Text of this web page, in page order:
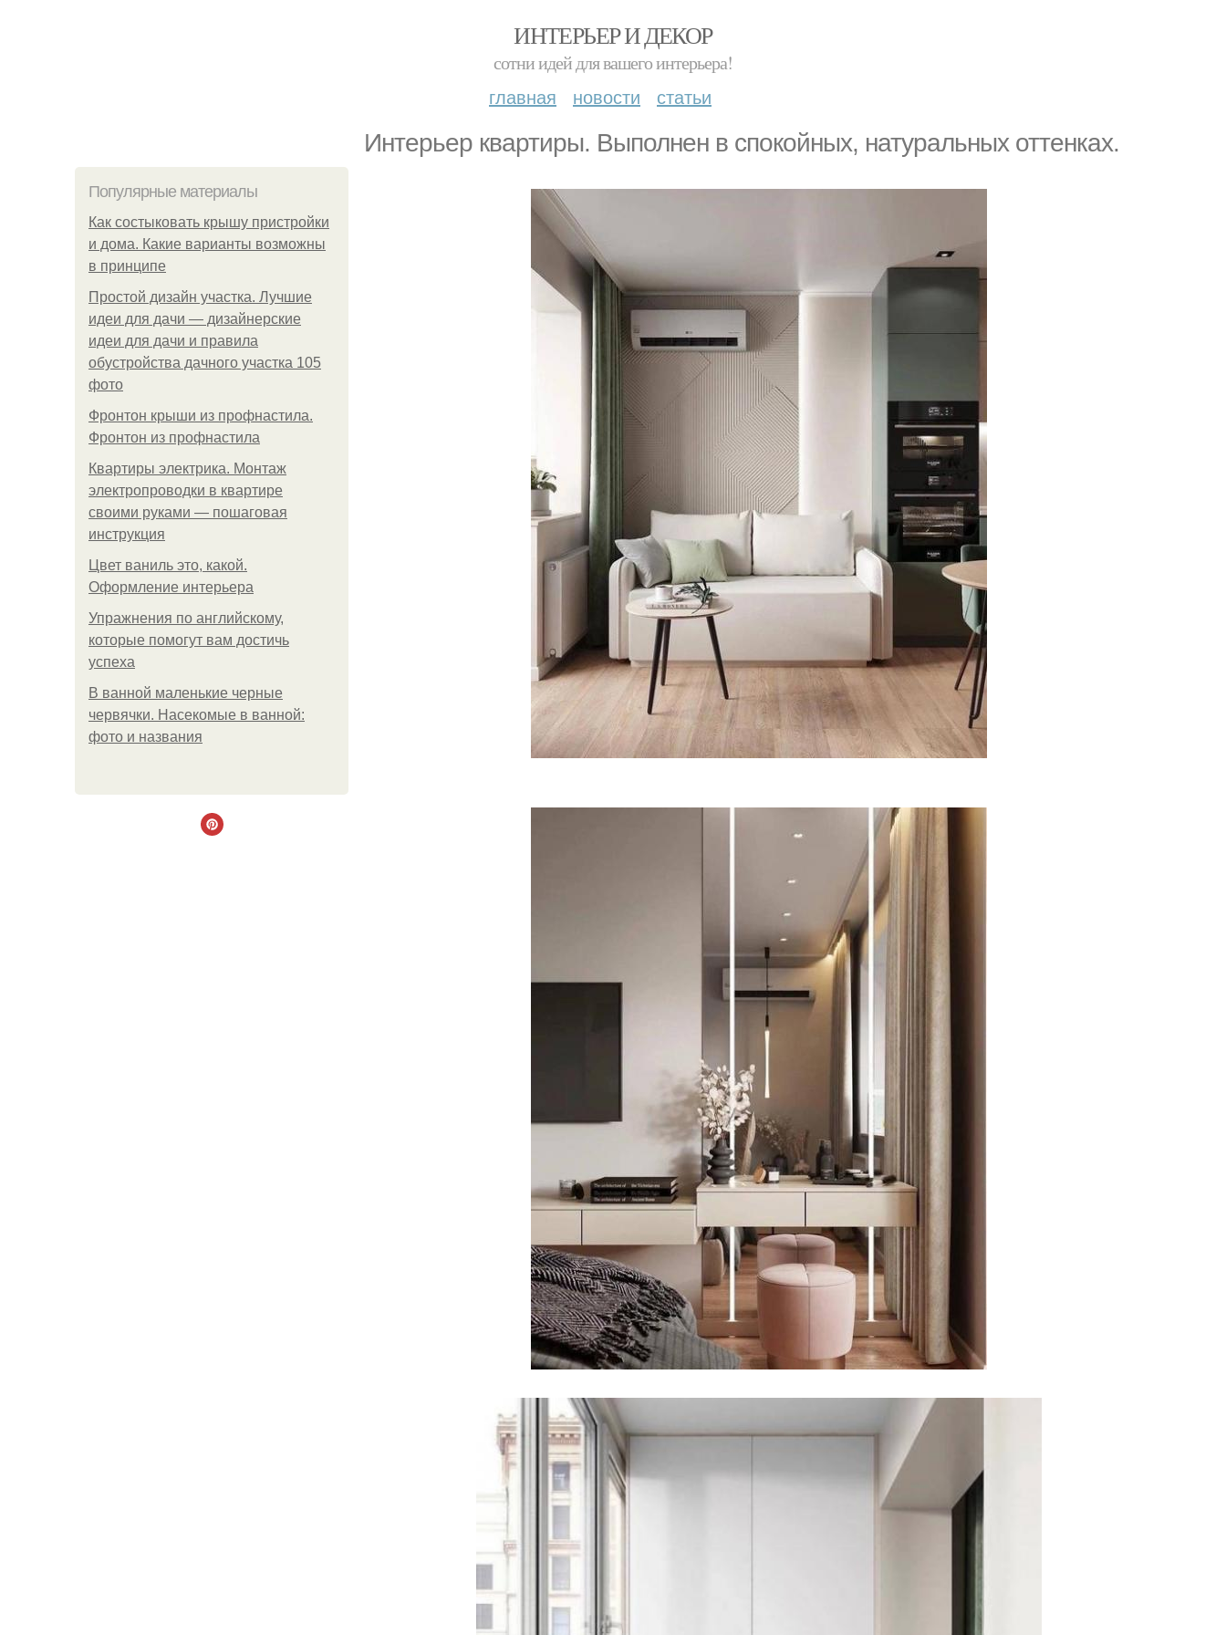
ИНТЕРЬЕР И ДЕКОР
сотни идей для вашего интерьера!
главная новости статьи
Интерьер квартиры. Выполнен в спокойных, натуральных оттенках.
Популярные материалы
Как состыковать крышу пристройки
и дома. Какие варианты возможны
в принципе
Простой дизайн участка. Лучшие
идеи для дачи — дизайнерские
идеи для дачи и правила
обустройства дачного участка 105
фото
Фронтон крыши из профнастила.
Фронтон из профнастила
Квартиры электрика. Монтаж
электропроводки в квартире
своими руками — пошаговая
инструкция
Цвет ваниль это, какой.
Оформление интерьера
Упражнения по английскому,
которые помогут вам достичь
успеха
В ванной маленькие черные
червячки. Насекомые в ванной:
фото и названия